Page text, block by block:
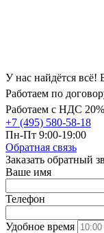
У нас найдётся всё!
Работаем по
Работаем с НДС 20%
+7 (495) 580-58-18
Пн-Пт 9:00-19:00
Обратная связь
Заказать обратный
Ваше имя
Телефон
Удобное время